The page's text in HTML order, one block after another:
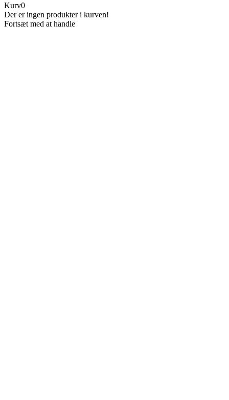
Kurv0
Der er ingen produkter i kurven!
Fortsæt med at handle